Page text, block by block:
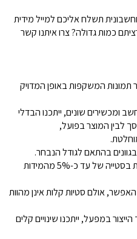
תשלח אליכם למייל מידית
כמות גדולה? צרו איתנו קשר
תמונות המשקפות באופן המדויק
ומכשירים שונים, ייתכנו הבדלי
לבין המוצר בפועל,
בהתאם לגודל הנבחר.
מידות האורך והרוחב עשויות להשתנות בסטייה של עד כ-5% מהמידות
אולם סטיות קלות אינן מהוות
במפעל, ייתכנו שינויים קלים